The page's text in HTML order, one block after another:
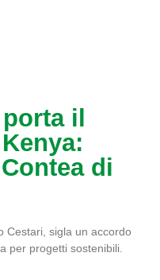
il
di
Cestari, sigla un accordo
per progetti sostenibili.